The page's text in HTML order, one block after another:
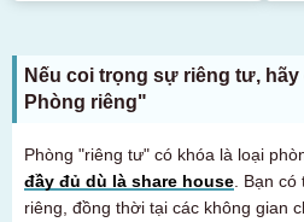
Nếu coi trọng sự riêng tư,
Phòng riêng"
Phòng "riêng tư" có khóa là loại
đầy đủ dù là share house . Bạn
riêng, đồng thời tại các không gian